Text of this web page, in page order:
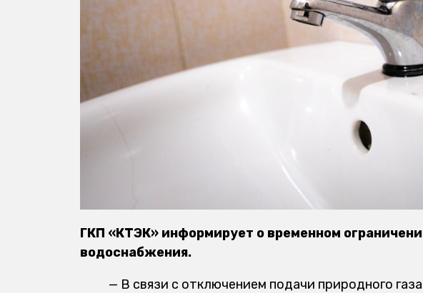
ГКП «КТЭК» информирует о временном
водоснабжения.
— В связи с отключением подачи природного